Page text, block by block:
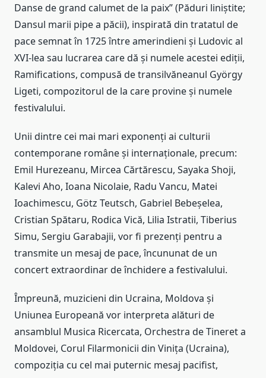
Danse de grand calumet de la paix” (Păduri liniștite;
Dansul marii pipe a păcii), inspirată din tratatul de
pace semnat în 1725 între amerindieni și Ludovic al
XVI-lea sau lucrarea care dă și numele acestei ediții,
Ramifications, compusă de transilvăneanul György
Ligeti, compozitorul de la care provine și numele
festivalului.
Unii dintre cei mai mari exponenți ai culturii
contemporane române și internaționale, precum:
Emil Hurezeanu, Mircea Cărtărescu, Sayaka Shoji,
Kalevi Aho, Ioana Nicolaie, Radu Vancu, Matei
Ioachimescu, Götz Teutsch, Gabriel Bebeșelea,
Cristian Spătaru, Rodica Vică, Lilia Istratii, Tiberius
Simu, Sergiu Garabajii, vor fi prezenți pentru a
transmite un mesaj de pace, încununat de un
concert extraordinar de închidere a festivalului.
Împreună, muzicieni din Ucraina, Moldova și
Uniunea Europeană vor interpreta alături de
ansamblul Musica Ricercata, Orchestra de Tineret a
Moldovei, Corul Filarmonicii din Vinița (Ucraina),
compoziția cu cel mai puternic mesaj pacifist,